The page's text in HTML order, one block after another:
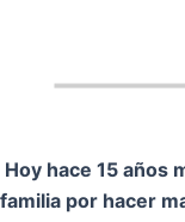
Hoy hace 15 años
familia por hacer